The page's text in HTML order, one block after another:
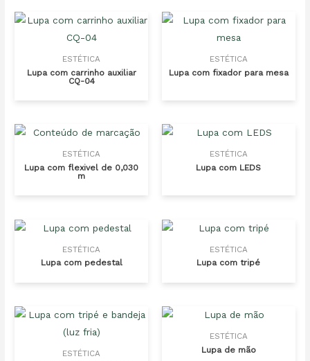
ESTÉTICA
Lupa com carrinho auxiliar
CQ-04
ESTÉTICA
Lupa com fixador para mesa
ESTÉTICA
Lupa com flexivel de 0,030
m
ESTÉTICA
Lupa com LEDS
ESTÉTICA
Lupa com pedestal
ESTÉTICA
Lupa com tripé
ESTÉTICA
ESTÉTICA
Lupa de mão